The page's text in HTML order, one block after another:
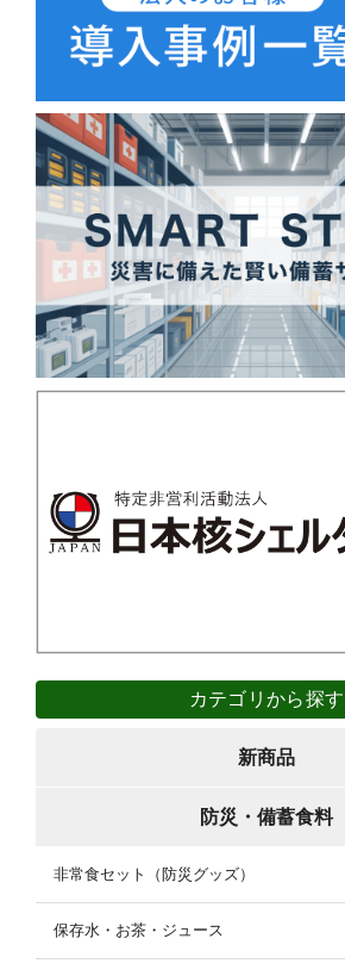
カテゴリから探す
新商品
防災・備蓄食料
非常食セット（防災グッズ）
保存水・お茶・ジュース